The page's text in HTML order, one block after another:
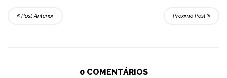
Post Anterior Próximo Post
0 COMENTÁRIOS